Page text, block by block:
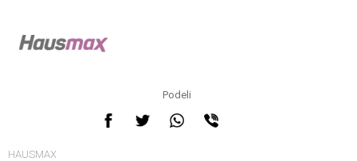
Podeli
HAUSMAX